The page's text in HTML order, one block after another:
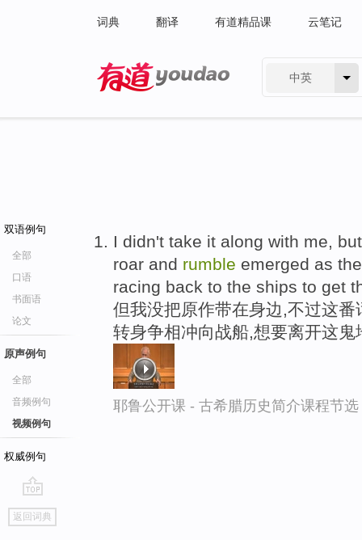
词典 翻译 有道精品课 云笔记
中英
双语例句
全部
口语
书面语
论文
原声例句
全部
音频例句
视频例句
权威例句
go
top
返回词典
I didn't take it along with me,
roar and rumble emerged as
racing back to the ships to get
但我没把原作带在身边,不过这
转身争相冲向战船,想要离开这鬼
耶鲁公开课 - 古希腊历史简介课程节选